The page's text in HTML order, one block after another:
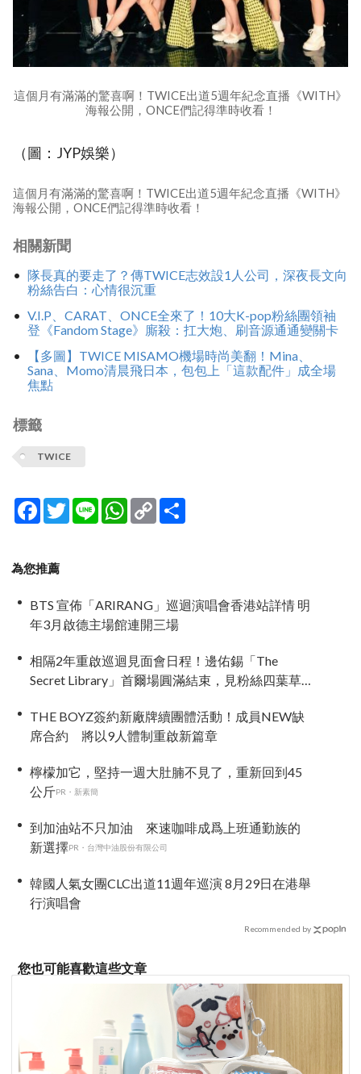
這個月有滿滿的驚喜啊！TWICE出道5週年紀念直播《WITH》
海報公開，ONCE們記得準時收看！
（圖：JYP娛樂）
這個月有滿滿的驚喜啊！TWICE出道5週年紀念直播《WITH》
海報公開，ONCE們記得準時收看！
相關新聞
隊長真的要走了？傳TWICE志效設1人公司，深夜長文向
粉絲告白：心情很沉重
V.I.P、CARAT、ONCE全來了！10大K-pop粉絲團領袖
登《Fandom Stage》廝殺：扛大炮、刷音源通通變關卡
【多圖】TWICE MISAMO機場時尚美翻！Mina、
Sana、Momo清晨飛日本，包包上「這款配件」成全場
焦點
標籤
TWICE
Facebook
TwitterLine WhatsApp
Copy
Link
為您推薦
BTS 宣佈「ARIRANG」巡迴演唱會香港站詳情 明
年3月啟德主場館連開三場
相隔2年重啟巡迴見面會日程！邊佑錫「The
Secret Library」首爾場圓滿結束，見粉絲四葉草
THE BOYZ簽約新廠牌續團體活動！成員NEW缺
席合約 將以9人體制重啟新篇章
檸檬加它，堅持一週大肚腩不見了，重新回到45
公斤PR・新素簡
到加油站不只加油 來速咖啡成爲上班通勤族的
新選擇PR・台灣中油股份有限公司
韓國人氣女團CLC出道11週年巡演 8月29日在港舉
行演唱會
Recommended by
您也可能喜歡這些文章